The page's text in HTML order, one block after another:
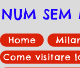
NUM SEM
Home
Come visitare